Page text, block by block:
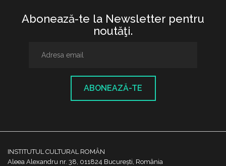
Abonează-te la Newsletter pentru
noutăţi.
ABONEAZĂ-TE
INSTITUTUL CULTURAL ROMÂN
Aleea Alexandru nr. 38, 011824 București, România